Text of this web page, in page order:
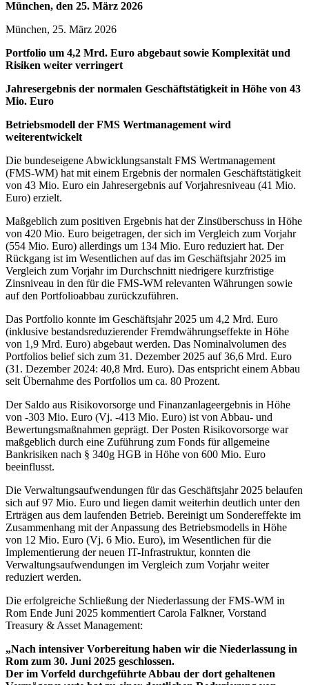
München, den 25. März 2026
München, 25. März 2026
Portfolio um 4,2 Mrd. Euro abgebaut sowie Komplexität und
Risiken weiter verringert
Jahresergebnis der normalen Geschäftstätigkeit in Höhe von 43
Mio. Euro
Betriebsmodell der FMS Wertmanagement wird
weiterentwickelt
Die bundeseigene Abwicklungsanstalt FMS Wertmanagement
(FMS-WM) hat mit einem Ergebnis der normalen Geschäftstätigkeit
von 43 Mio. Euro ein Jahresergebnis auf Vorjahresniveau (41 Mio.
Euro) erzielt.
Maßgeblich zum positiven Ergebnis hat der Zinsüberschuss in Höhe
von 420 Mio. Euro beigetragen, der sich im Vergleich zum Vorjahr
(554 Mio. Euro) allerdings um 134 Mio. Euro reduziert hat. Der
Rückgang ist im Wesentlichen auf das im Geschäftsjahr 2025 im
Vergleich zum Vorjahr im Durchschnitt niedrigere kurzfristige
Zinsniveau in den für die FMS-WM relevanten Währungen sowie
auf den Portfolioabbau zurückzuführen.
Das Portfolio konnte im Geschäftsjahr 2025 um 4,2 Mrd. Euro
(inklusive bestandsreduzierender Fremdwährungseffekte in Höhe
von 1,9 Mrd. Euro) abgebaut werden. Das Nominalvolumen des
Portfolios belief sich zum 31. Dezember 2025 auf 36,6 Mrd. Euro
(31. Dezember 2024: 40,8 Mrd. Euro). Das entspricht einem Abbau
seit Übernahme des Portfolios um ca. 80 Prozent.
Der Saldo aus Risikovorsorge und Finanzanlageergebnis in Höhe
von -303 Mio. Euro (Vj. -413 Mio. Euro) ist von Abbau- und
Bewertungsmaßnahmen geprägt. Der Posten Risikovorsorge war
maßgeblich durch eine Zuführung zum Fonds für allgemeine
Bankrisiken nach § 340g HGB in Höhe von 600 Mio. Euro
beeinflusst.
Die Verwaltungsaufwendungen für das Geschäftsjahr 2025 belaufen
sich auf 97 Mio. Euro und liegen damit weiterhin deutlich unter den
Erträgen aus dem laufenden Betrieb. Bereinigt um Sondereffekte im
Zusammenhang mit der Anpassung des Betriebsmodells in Höhe
von 12 Mio. Euro (Vj. 6 Mio. Euro), im Wesentlichen für die
Implementierung der neuen IT-Infrastruktur, konnten die
Verwaltungsaufwendungen im Vergleich zum Vorjahr weiter
reduziert werden.
Die erfolgreiche Schließung der Niederlassung der FMS-WM in
Rom Ende Juni 2025 kommentiert Carola Falkner, Vorstand
Treasury & Asset Management:
„Nach intensiver Vorbereitung haben wir die Niederlassung in
Rom zum 30. Juni 2025 geschlossen.
Der im Vorfeld durchgeführte Abbau der dort gehaltenen